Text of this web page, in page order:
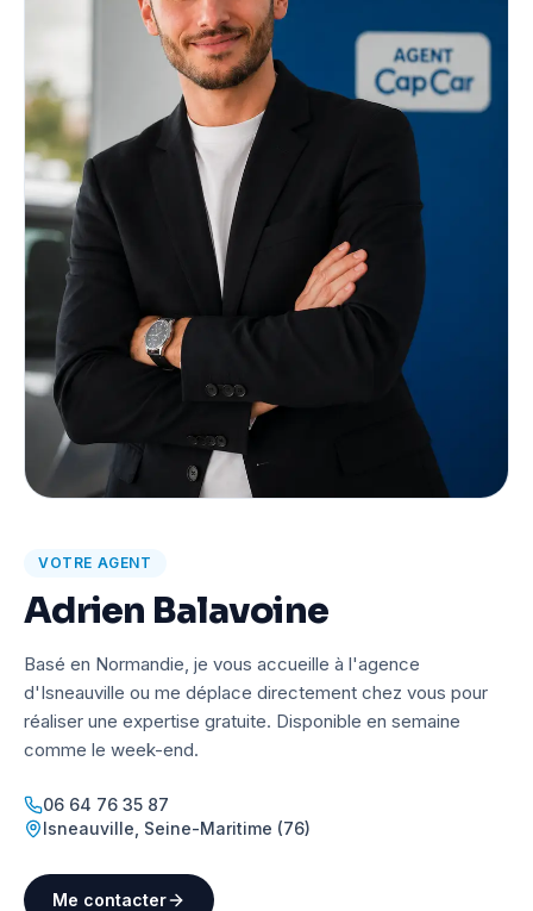
VOTRE AGENT
Adrien Balavoine
Basé en Normandie, je vous accueille à l'agence
d'Isneauville ou me déplace directement chez vous pour
réaliser une expertise gratuite. Disponible en semaine
comme le week-end.
06 64 76 35 87
Isneauville Seine-Maritime (76)
Me contacter